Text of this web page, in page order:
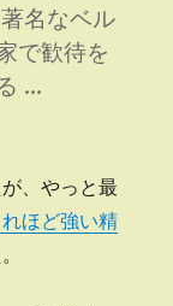
名なベル
で歓待を
…
、やっと最
ほど強い精